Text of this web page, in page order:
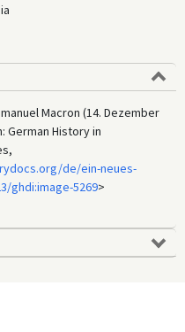
Macron (14. Dezember
German History in
de/ein-neues-
ghdi:image-5269>